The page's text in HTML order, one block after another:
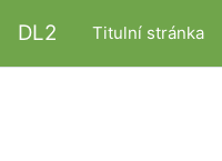
DL2 Titulní stránka